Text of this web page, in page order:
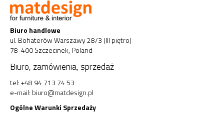
Biuro handlowe
ul. Bohaterów Warszawy 28/3 (III piętro)
78-400 Szczecinek, Poland
Biuro, zamówienia, sprzedaż
tel: +48 94 713 74 53
e-mail: biuro@matdesign.pl
Ogólne Warunki Sprzedaży